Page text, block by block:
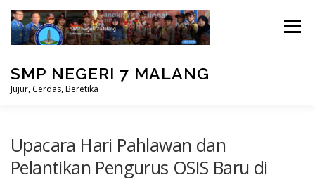
konten
SMP NEGERI 7 MALANG
Jujur, Cerdas, Beretika
Menu
Upacara Hari Pahlawan dan
Pelantikan Pengurus OSIS Baru di